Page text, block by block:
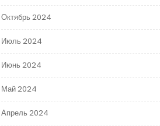
Октябрь 2024
Июль 2024
Июнь 2024
Май 2024
Апрель 2024